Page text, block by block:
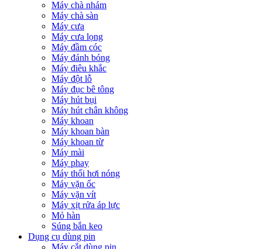
Máy chà nhám
Máy chà sàn
Máy cưa
Máy cưa lọng
Máy đầm cóc
Máy đánh bóng
Máy điêu khắc
Máy đột lỗ
Máy đục bê tông
Máy hút bụi
Máy hút chân không
Máy khoan
Máy khoan bàn
Máy khoan từ
Máy mài
Máy phay
Máy thổi hơi nóng
Máy vặn ốc
Máy vặn vít
Máy xịt rửa áp lực
Mỏ hàn
Súng bắn keo
Dụng cụ dùng pin
Máy cắt dùng pin